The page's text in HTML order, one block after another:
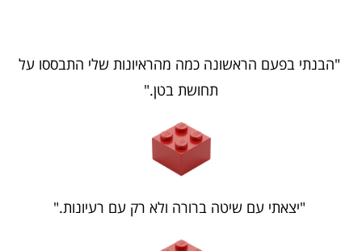
"הבנתי בפעם הראשונה כמה מהראיונות שלי התבססו על
תחושת בטן."
"יצאתי עם שיטה ברורה ולא רק עם רעיונות."